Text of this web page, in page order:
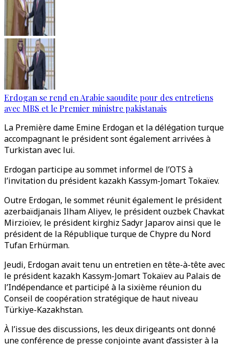
Erdogan se rend en Arabie saoudite pour des entretiens
avec MBS et le Premier ministre pakistanais
La Première dame Emine Erdogan et la délégation turque
accompagnant le président sont également arrivées à
Turkistan avec lui.
Erdogan participe au sommet informel de l’OTS à
l’invitation du président kazakh Kassym-Jomart Tokaïev.
Outre Erdogan, le sommet réunit également le président
azerbaïdjanais Ilham Aliyev, le président ouzbek Chavkat
Mirzioïev, le président kirghiz Sadyr Japarov ainsi que le
président de la République turque de Chypre du Nord
Tufan Erhürman.
Jeudi, Erdogan avait tenu un entretien en tête-à-tête avec
le président kazakh Kassym-Jomart Tokaïev au Palais de
l’Indépendance et participé à la sixième réunion du
Conseil de coopération stratégique de haut niveau
Türkiye-Kazakhstan.
À l’issue des discussions, les deux dirigeants ont donné
une conférence de presse conjointe avant d’assister à la